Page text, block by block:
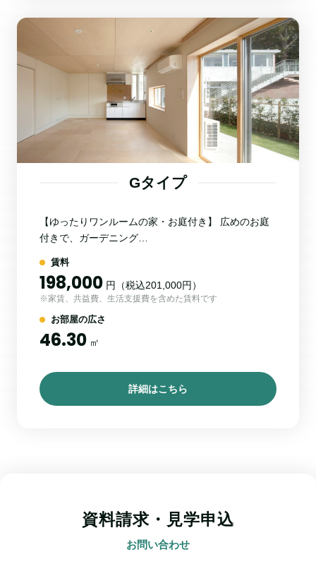
Gタイプ
【ゆったりワンルームの家・お庭付き】 広めのお庭
付きで、ガーデニング…
賃料
198,000 円（税込201,000円）
※家賃、共益費、生活支援費を含めた賃料です
お部屋の広さ
46.30 ㎡
詳細はこちら
資料請求・見学申込
お問い合わせ